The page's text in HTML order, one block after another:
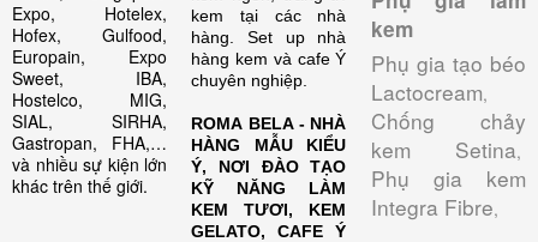
Expo, Hotelex,
Hofex, Gulfood,
Europain, Expo
Sweet, IBA,
Hostelco, MIG,
SIAL, SIRHA,
Gastropan, FHA,…
và nhiều sự kiện lớn
khác trên thế giới.
kem tại các nhà
hàng. Set up nhà
hàng kem và cafe Ý
chuyên nghiệp.
ROMA BELA - NHÀ
HÀNG MẪU KIỂU
Ý, NƠI ĐÀO TẠO
KỸ NĂNG LÀM
KEM TƯƠI, KEM
GELATO, CAFE Ý
kem
Phụ gia tạo béo
Lactocream,
Chống chảy
kem Setina,
Phụ gia kem
Integra Fibre,